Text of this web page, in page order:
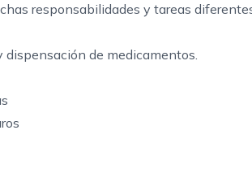
responsabilidades y tareas
de medicamentos.